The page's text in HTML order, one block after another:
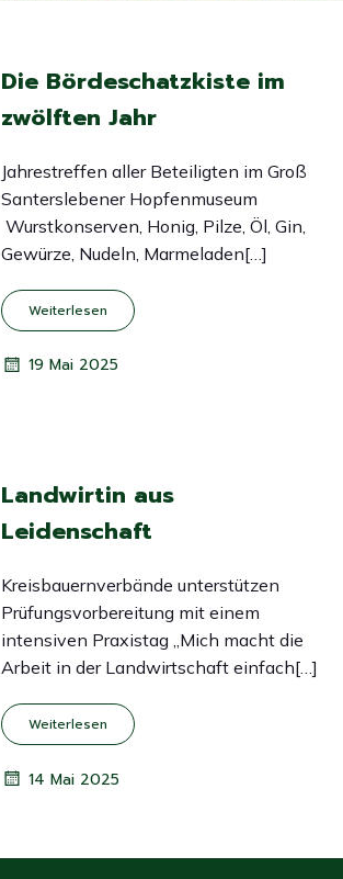
Die Bördeschatzkiste im
zwölften Jahr
Jahrestreffen aller Beteiligten im Groß
Santerslebener Hopfenmuseum
Wurstkonserven, Honig, Pilze, Öl, Gin,
Gewürze, Nudeln, Marmeladen[…]
Weiterlesen
19 Mai 2025
Landwirtin aus
Leidenschaft
Kreisbauernverbände unterstützen
Prüfungsvorbereitung mit einem
intensiven Praxistag „Mich macht die
Arbeit in der Landwirtschaft einfach[…]
Weiterlesen
14 Mai 2025